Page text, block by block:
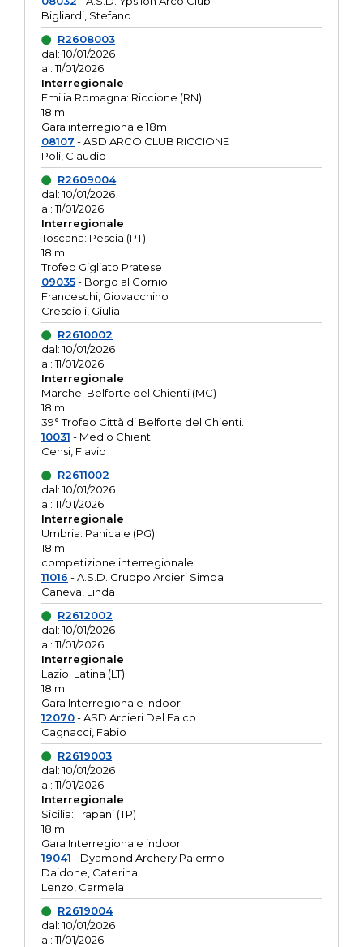
Bigliardi, Stefano
R2608003
dal: 10/01/2026
al: 11/01/2026
Interregionale
Emilia Romagna: Riccione (RN)
18 m
Gara interregionale 18m
08107 - ASD ARCO CLUB RICCIONE
Poli, Claudio
R2609004
dal: 10/01/2026
al: 11/01/2026
Interregionale
Toscana: Pescia (PT)
18 m
Trofeo Gigliato Pratese
09035- Borgo al Cornio
Franceschi, Giovacchino
Crescioli, Giulia
R2610002
dal: 10/01/2026
al: 11/01/2026
Interregionale
Marche: Belforte del Chienti (MC)
18 m
39° Trofeo Città di Belforte del Chienti.
10031 - Medio Chienti
Censi, Flavio
R2611002
dal: 10/01/2026
al: 11/01/2026
Interregionale
Umbria: Panicale (PG)
18 m
competizione interregionale
11016 - A.S.D. Gruppo Arcieri Simba
Caneva, Linda
R2612002
dal: 10/01/2026
al: 11/01/2026
Interregionale
Lazio: Latina (LT)
18 m
Gara Interregionale indoor
12070- ASD Arcieri Del Falco
Cagnacci, Fabio
R2619003
dal: 10/01/2026
al: 11/01/2026
Interregionale
Sicilia: Trapani (TP)
18 m
Gara Interregionale indoor
19041 - Dyamond Archery Palermo
Daidone, Caterina
Lenzo, Carmela
R2619004
dal: 10/01/2026
al: 11/01/2026